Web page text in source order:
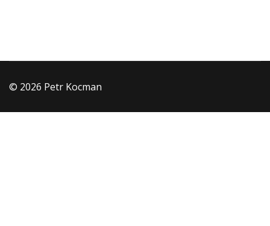
© 2026 Petr Kocman